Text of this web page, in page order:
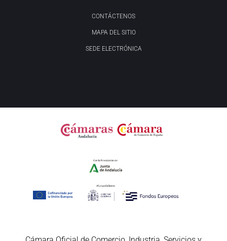
CONTÁCTENOS
MAPA DEL SITIO
SEDE ELECTRÓNICA